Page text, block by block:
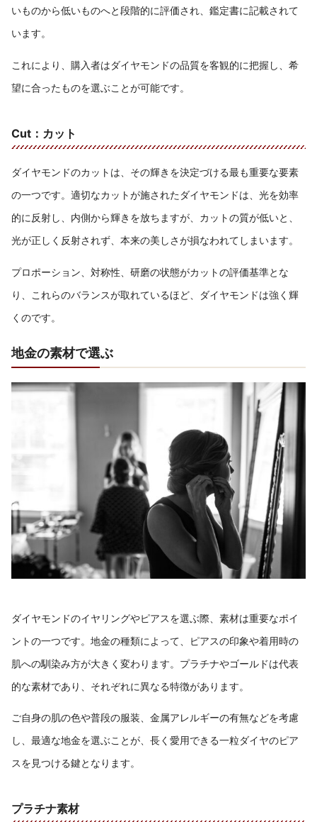
いものから低いものへと段階的に評価され、鑑定書に記載されて
います。
これにより、購入者はダイヤモンドの品質を客観的に把握し、希
望に合ったものを選ぶことが可能です。
Cut：カット
ダイヤモンドのカットは、その輝きを決定づける最も重要な要素
の一つです。適切なカットが施されたダイヤモンドは、光を効率
的に反射し、内側から輝きを放ちますが、カットの質が低いと、
光が正しく反射されず、本来の美しさが損なわれてしまいます。
プロポーション、対称性、研磨の状態がカットの評価基準とな
り、これらのバランスが取れているほど、ダイヤモンドは強く輝
くのです。
地金の素材で選ぶ
ダイヤモンドのイヤリングやピアスを選ぶ際、素材は重要なポイ
ントの一つです。地金の種類によって、ピアスの印象や着用時の
肌への馴染み方が大きく変わります。プラチナやゴールドは代表
的な素材であり、それぞれに異なる特徴があります。
ご自身の肌の色や普段の服装、金属アレルギーの有無などを考慮
し、最適な地金を選ぶことが、長く愛用できる一粒ダイヤのピア
スを見つける鍵となります。
プラチナ素材